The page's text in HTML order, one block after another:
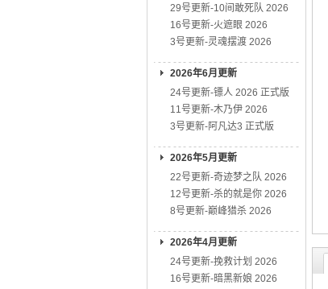
29号更新-10间敢死队 2026
16号更新-火遮眼 2026
3号更新-灵魂摆渡 2026
2026年6月更新
24号更新-镖人 2026 正式版
11号更新-木乃伊 2026
3号更新-阿凡达3 正式版
2026年5月更新
22号更新-奇迹梦之队 2026
12号更新-杀的就是你 2026
8号更新-巅峰猎杀 2026
2026年4月更新
24号更新-挽救计划 2026
16号更新-暗黑新娘 2026